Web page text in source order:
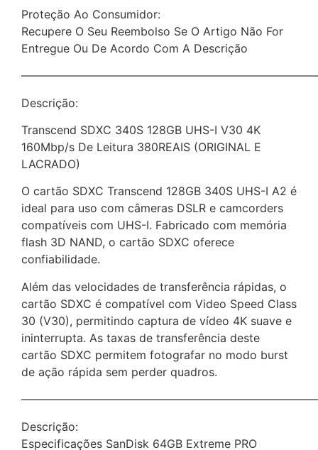
Proteção Ao Consumidor:
Recupere O Seu Reembolso Se O Artigo Não For
Entregue Ou De Acordo Com A Descrição
Descrição:
Transcend SDXC 340S 128GB UHS-I V30 4K
160Mbp/s De Leitura 380REAIS (ORIGINAL E
LACRADO)
O cartão SDXC Transcend 128GB 340S UHS-I A2 é
ideal para uso com câmeras DSLR e camcorders
compatíveis com UHS-I. Fabricado com memória
flash 3D NAND, o cartão SDXC oferece
confiabilidade.
Além das velocidades de transferência rápidas, o
cartão SDXC é compatível com Video Speed Class
30 (V30), permitindo captura de vídeo 4K suave e
ininterrupta. As taxas de transferência deste
cartão SDXC permitem fotografar no modo burst
de ação rápida sem perder quadros.
Descrição:
Especificações SanDisk 64GB Extreme PRO